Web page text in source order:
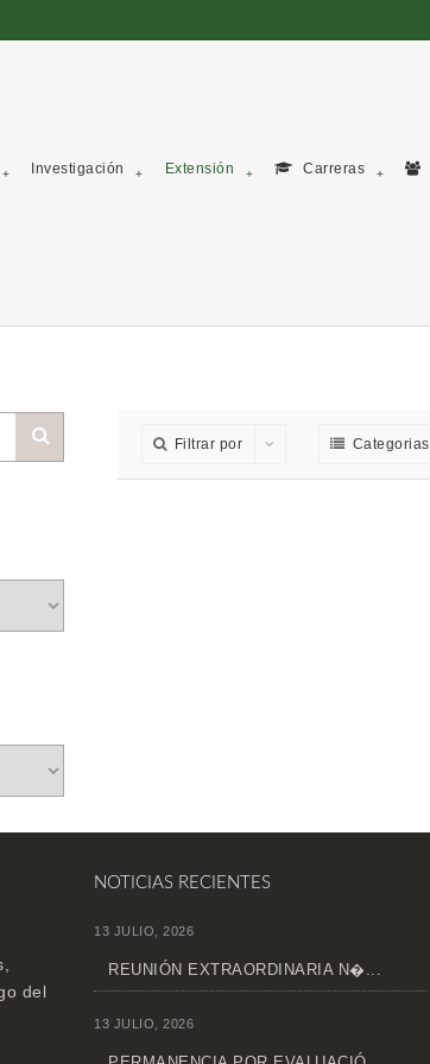
Investigación Extensión Carreras
Filtrar por Categorias
del
NOTICIAS RECIENTES
13 JULIO, 2026
REUNIÓN EXTRAORDINARIA N�...
13 JULIO, 2026